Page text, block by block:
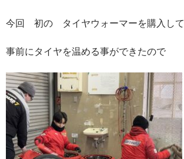
今回 初の タイヤウォーマーを購入して
事前にタイヤを温める事ができたので